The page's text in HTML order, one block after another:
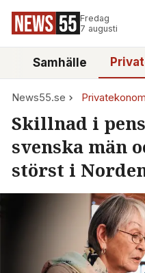
Fredag
7 augusti
Samhälle
News55.se
Skillnad i
svenska män
störst i